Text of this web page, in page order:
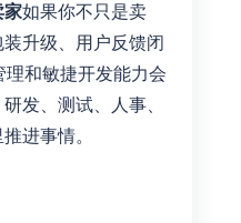
家如果你不只是卖
升级、用户反馈闭
理和敏捷开发能力会
发、测试、人事、
推进事情。